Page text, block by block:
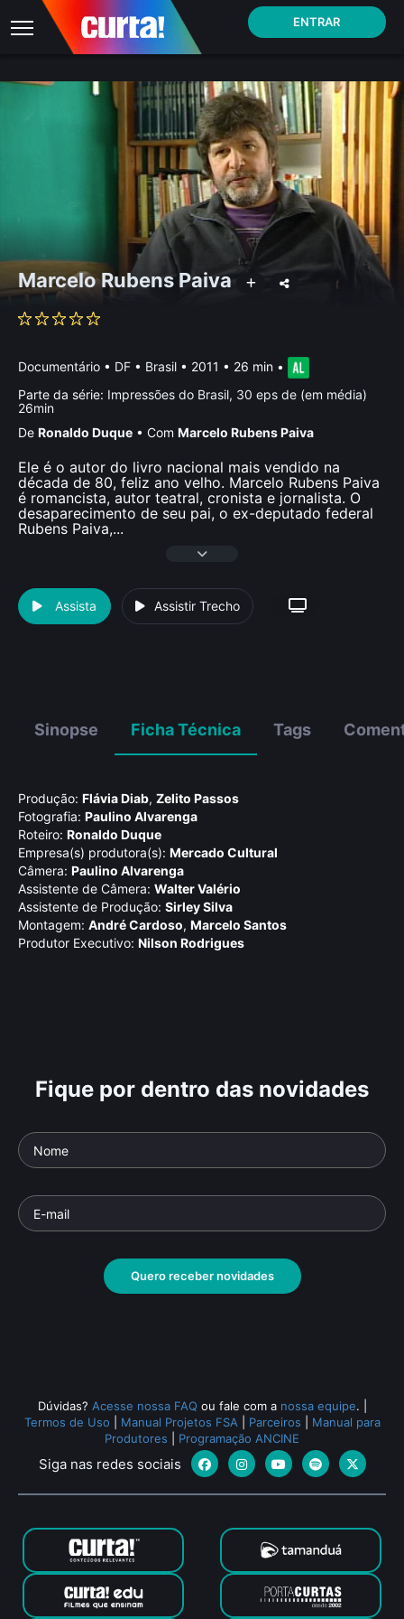
ENTRAR
Marcelo Rubens Paiva
Documentário • DF • Brasil • 2011 • 26 min •
Parte da série: Impressões do Brasil, 30 eps de (em média)
26min
De Ronaldo Duque • Com Marcelo Rubens Paiva
Ele é o autor do livro nacional mais vendido na
década de 80, feliz ano velho. Marcelo Rubens Paiva
é romancista, autor teatral, cronista e jornalista. O
desaparecimento de seu pai, o ex-deputado federal
Rubens Paiva,...
Assista Assistir Trecho
Sinopse Ficha Técnica Tags
Produção: Flávia Diab, Zelito Passos
Fotografia: Paulino Alvarenga
Roteiro: Ronaldo Duque
Empresa(s) produtora(s): Mercado Cultural
Câmera: Paulino Alvarenga
Assistente de Câmera: Walter Valério
Assistente de Produção: Sirley Silva
Montagem: André Cardoso, Marcelo Santos
Produtor Executivo: Nilson Rodrigues
Alquimista da Palavra
Fique por dentro das novidades
Quero receber novidades
Dúvidas? Acesse nossa FAQ ou fale com a nossa equipe.
Termos de Uso
Manual Projetos FSA Parceiros
Manual para
Produtores
Programação ANCINE
Siga nas redes sociais